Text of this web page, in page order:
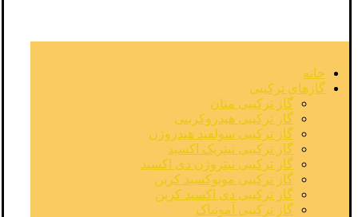
خانه
گازهای ترکیبی
گاز ترکیبی متان
گاز ترکیبی هیدروکربنی
گاز ترکیبی سولفید هیدروژن
گاز ترکیبی نیتریک اکسید
گاز ترکیبی نیتروژن دی اکسید
گاز ترکیبی مونوکسید کربن
گاز ترکیبی دی اکسید کربن
گاز ترکیبی آمونیاک